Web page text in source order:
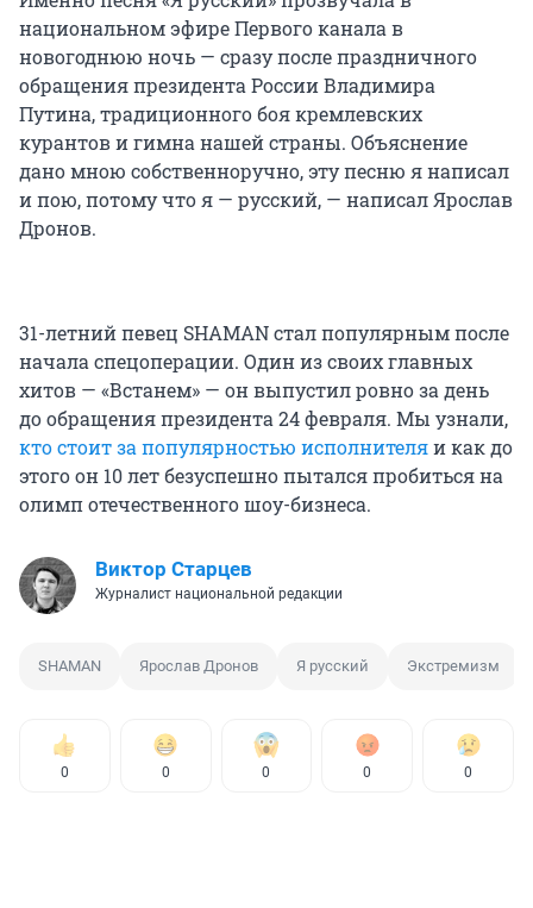
национальном эфире Первого канала в
новогоднюю ночь — сразу после праздничного
обращения президента России Владимира
Путина, традиционного боя кремлевских
курантов и гимна нашей страны. Объяснение
дано мною собственноручно, эту песню я написал
и пою, потому что я — русский, — написал Ярослав
Дронов.
31-летний певец SHAMAN стал популярным после
начала спецоперации. Один из своих главных
хитов — «Встанем» — он выпустил ровно за день
до обращения президента 24 февраля. Мы узнали,
кто стоит за популярностью исполнителяи как до
этого он 10 лет безуспешно пытался пробиться на
олимп отечественного шоу-бизнеса.
Виктор Старцев
Журналист национальной редакции
SHAMAN Ярослав Дронов Я русский Экстремизм
0 0 0 0 0